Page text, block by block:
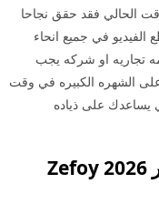
الحالي فقد حقق نجاحا
الفيديو في جميع انحاء
تجاريه او شركه يجب
الشهره الكبيره في وقت
يساعدك على ذياده
مهكر 2026 Zefoy